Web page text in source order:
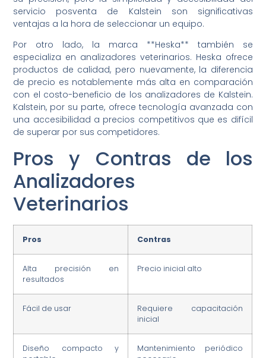
servicio posventa de Kalstein son significativas
ventajas a la hora de seleccionar un equipo.
Por otro lado, la marca **Heska** también se
especializa en analizadores veterinarios. Heska ofrece
productos de calidad, pero nuevamente, la diferencia
de precio es notablemente más alta en comparación
con el costo-beneficio de los analizadores de Kalstein.
Kalstein, por su parte, ofrece tecnología avanzada con
una accesibilidad a precios competitivos que es difícil
de superar por sus competidores.
Pros y Contras de los
Analizadores
Veterinarios
Pros Contras
Alta precisión en
resultados
Precio inicial alto
Fácil de usar
Requiere capacitación
inicial
Diseño compacto y
Mantenimiento periódico